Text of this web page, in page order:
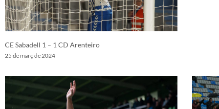
CE Sabadell 1 – 1 CD Arenteiro
25 de març de 2024